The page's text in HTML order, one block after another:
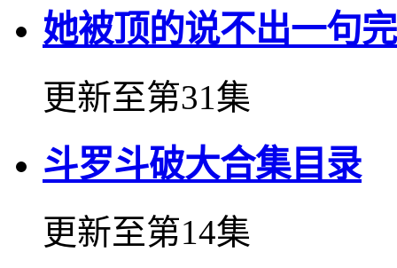
她被顶的说不出一句
更新至第31集
斗罗斗破大合集目录
更新至第14集